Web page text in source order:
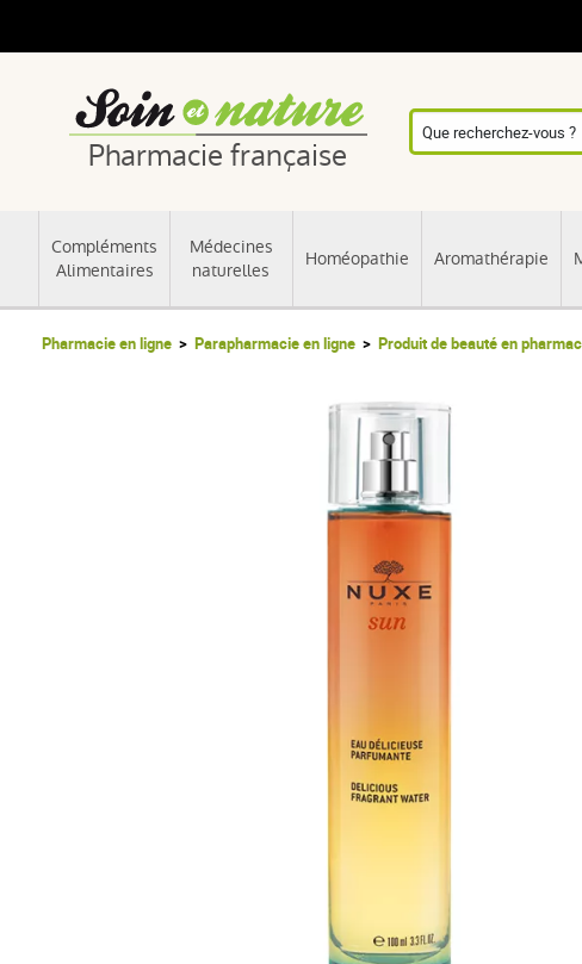
Pharmacie française
Compléments
Alimentaires
Médecines
naturelles
Homéopathie Aromathérapie
Pharmacie en ligne Parapharmacie en ligne Produit de beauté en